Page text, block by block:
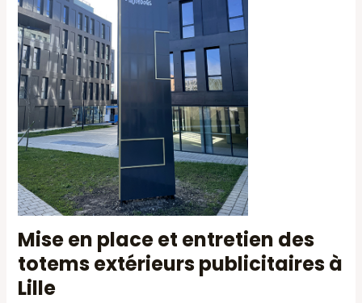
Mise en place et entretien des
totems extérieurs publicitaires à
Lille